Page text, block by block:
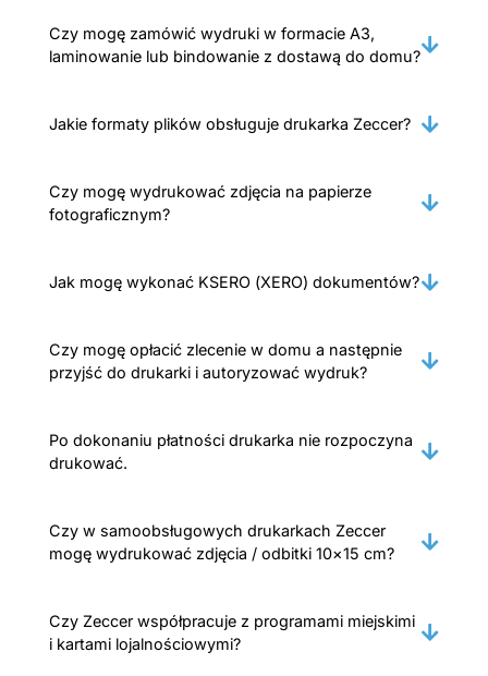
Czy mogę zamówić wydruki w formacie A3,
laminowanie lub bindowanie z dostawą do domu?
Jakie formaty plików obsługuje drukarka Zeccer?
Czy mogę wydrukować zdjęcia na papierze
fotograficznym?
Jak mogę wykonać KSERO (XERO) dokumentów?
Czy mogę opłacić zlecenie w domu a następnie
przyjść do drukarki i autoryzować wydruk?
Po dokonaniu płatności drukarka nie rozpoczyna
drukować.
Czy w samoobsługowych drukarkach Zeccer
mogę wydrukować zdjęcia / odbitki 10×15 cm?
Czy Zeccer współpracuje z programami miejskimi
i kartami lojalnościowymi?